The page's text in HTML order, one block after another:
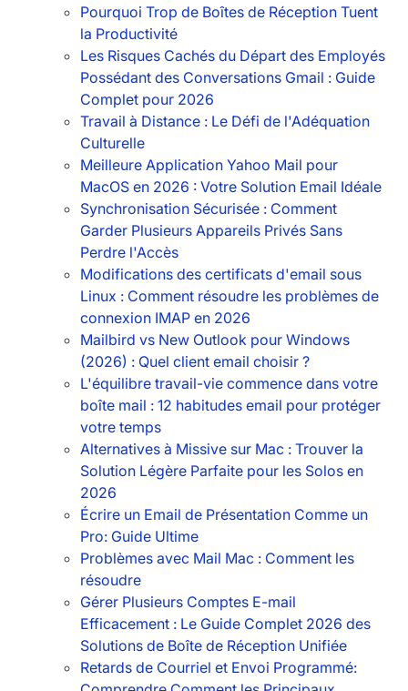
Pourquoi Trop de Boîtes de Réception Tuent
la Productivité
Les Risques Cachés du Départ des Employés
Possédant des Conversations Gmail : Guide
Complet pour 2026
Travail à Distance : Le Défi de l'Adéquation
Culturelle
Meilleure Application Yahoo Mail pour
MacOS en 2026 : Votre Solution Email Idéale
Synchronisation Sécurisée : Comment
Garder Plusieurs Appareils Privés Sans
Perdre l'Accès
Modifications des certificats d'email sous
Linux : Comment résoudre les problèmes de
connexion IMAP en 2026
Mailbird vs New Outlook pour Windows
(2026) : Quel client email choisir ?
L'équilibre travail-vie commence dans votre
boîte mail : 12 habitudes email pour protéger
votre temps
Alternatives à Missive sur Mac : Trouver la
Solution Légère Parfaite pour les Solos en
2026
Écrire un Email de Présentation Comme un
Pro: Guide Ultime
Problèmes avec Mail Mac : Comment les
résoudre
Gérer Plusieurs Comptes E-mail
Efficacement : Le Guide Complet 2026 des
Solutions de Boîte de Réception Unifiée
Retards de Courriel et Envoi Programmé: